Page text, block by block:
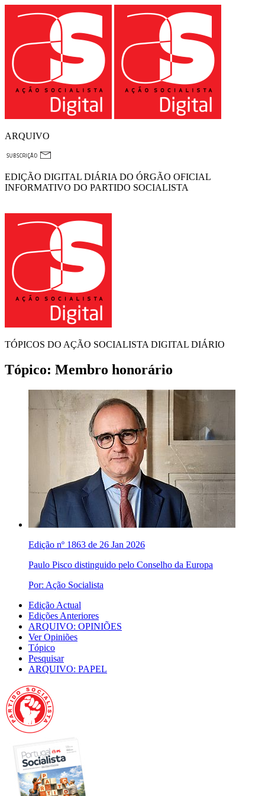
ARQUIVO
EDIÇÃO DIGITAL DIÁRIA DO ÓRGÃO OFICIAL
INFORMATIVO DO PARTIDO SOCIALISTA
TÓPICOS DO AÇÃO SOCIALISTA DIGITAL DIÁRIO
Tópico: Membro honorário
Edição nº 1863 de 26 Jan 2026
Paulo Pisco distinguido pelo Conselho da Europa
Por: Ação Socialista
Edição Actual
Edições Anteriores
ARQUIVO: OPINIÕES
Ver Opiniões
Tópico
Pesquisar
ARQUIVO: PAPEL